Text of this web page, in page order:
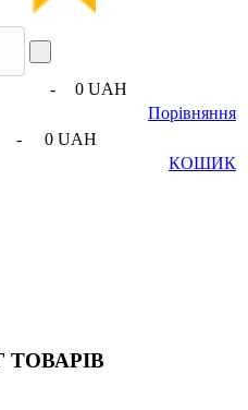
-
0 UAH
Порівняння
-
0 UAH
КОШИК
ТОВАРІВ